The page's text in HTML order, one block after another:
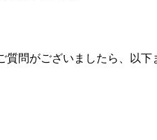
問がございましたら、以下